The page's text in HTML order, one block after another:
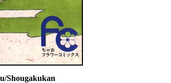
Shougakukan